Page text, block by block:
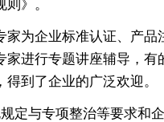
》。
为企业标准认证、产品
家进行专题讲座辅导，有
到了企业的广泛欢迎。
与专项整治等要求和企